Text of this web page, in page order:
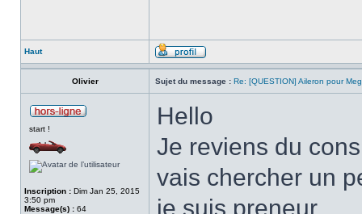
Haut
Olivier Sujet du message : Re: [QUESTION] Aileron pour
start !
Inscription : Dim Jan 25, 2015
3:50 pm
Message(s) : 64
Hello
Je reviens du
vais chercher un
je suis preneur.